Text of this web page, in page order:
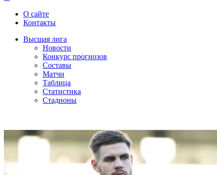
О сайте
Контакты
Высшая лига
Новости
Конкурс прогнозов
Составы
Матчи
Таблица
Статистика
Стадионы